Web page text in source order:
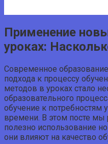
Применение
уроках:
Современное
подхода к процессу
методов в уроках стало
образовательного
обучение к потребностям
времени. В этом посте мы
полезно использование
они влияют на качество